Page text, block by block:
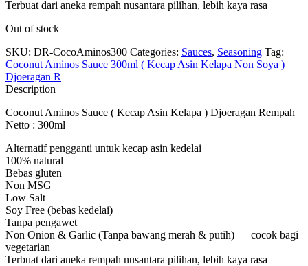
Terbuat dari aneka rempah nusantara pilihan, lebih kaya rasa
Out of stock
SKU: DR-CocoAminos300 Categories: Sauces, Seasoning Tag:
Coconut Aminos Sauce 300ml ( Kecap Asin Kelapa Non Soya )
Djoeragan R
Description
Coconut Aminos Sauce ( Kecap Asin Kelapa ) Djoeragan Rempah
Netto : 300ml
Alternatif pengganti untuk kecap asin kedelai
100% natural
Bebas gluten
Non MSG
Low Salt
Soy Free (bebas kedelai)
Tanpa pengawet
Non Onion & Garlic (Tanpa bawang merah & putih) — cocok bagi
vegetarian
Terbuat dari aneka rempah nusantara pilihan, lebih kaya rasa